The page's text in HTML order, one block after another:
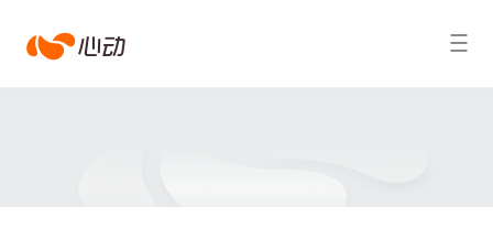
爱搜索结果